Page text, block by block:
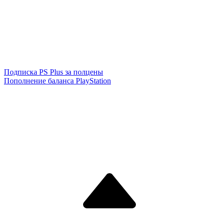
Подписка PS Plus за полцены
Пополнение баланса PlayStation